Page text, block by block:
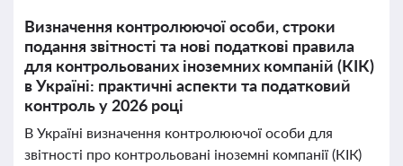
Визначення контролюючої особи, строки
подання звітності та нові податкові правила
для контрольованих іноземних компаній (КІК)
в Україні: практичні аспекти та податковий
контроль у 2026 році
В Україні визначення контролюючої особи для
звітності про контрольовані іноземні компанії (КІК)